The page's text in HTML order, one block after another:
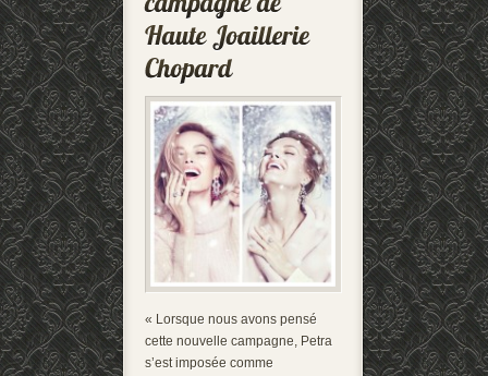
« Lorsque nous avons pensé
cette nouvelle campagne, Petra
s’est imposée comme